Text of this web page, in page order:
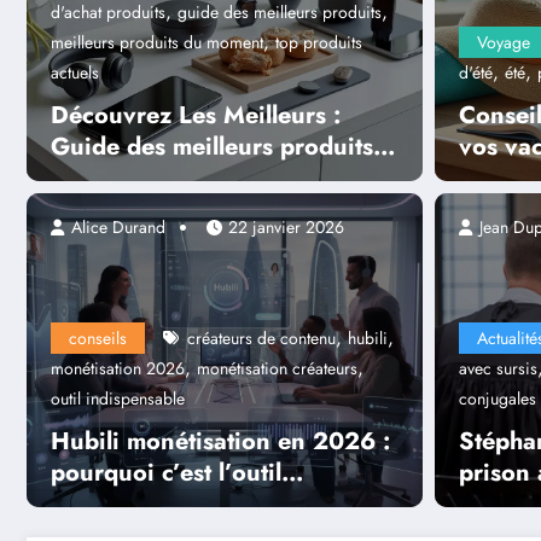
d'achat produits, guide des meilleurs produits,
meilleurs produits du moment,top produits
actuels
Découvrez Les Meilleurs :
Guide des meilleurs produits
du moment
conseils créateurs de contenu,hubili,
monétisation 2026,monétisation créateurs,
outil indispensable
Hubili monétisation en 2026 :
pourquoi c’est l’outil
indispensable pour les
Alice Durand 22 janvier 2026
Voyage
d'été, été,
vos
avec sursis
conjugales
prison
Jean